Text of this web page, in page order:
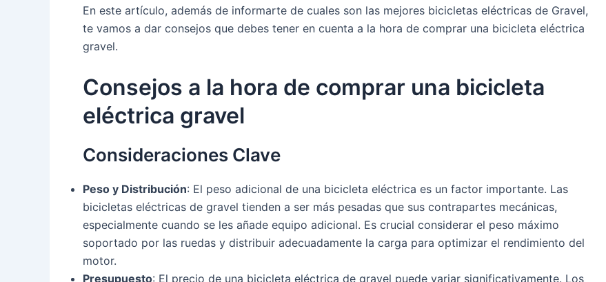
En este artículo, además de informarte de cuales son las mejores bicicletas eléctricas de Gravel,
te vamos a dar consejos que debes tener en cuenta a la hora de comprar una bicicleta eléctrica
gravel.
Consejos a la hora de comprar una bicicleta
eléctrica gravel
Consideraciones Clave
Peso y Distribución: El peso adicional de una bicicleta eléctrica es un factor importante. Las
bicicletas eléctricas de gravel tienden a ser más pesadas que sus contrapartes mecánicas,
especialmente cuando se les añade equipo adicional. Es crucial considerar el peso máximo
soportado por las ruedas y distribuir adecuadamente la carga para optimizar el rendimiento del
motor.
Presupuesto: El precio de una bicicleta eléctrica de gravel puede variar significativamente. Los